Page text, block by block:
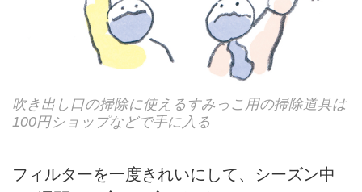
吹き出し口の掃除に使えるすみっこ用の掃除道具は
100円ショップなどで手に入る
フィルターを一度きれいにして、シーズン中